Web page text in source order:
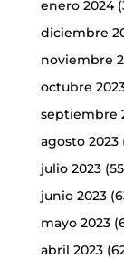
enero 2024
diciembre
noviembre
octubre
septiembre
agosto 2023
julio 2023
junio 2023
mayo 2023
abril 2023